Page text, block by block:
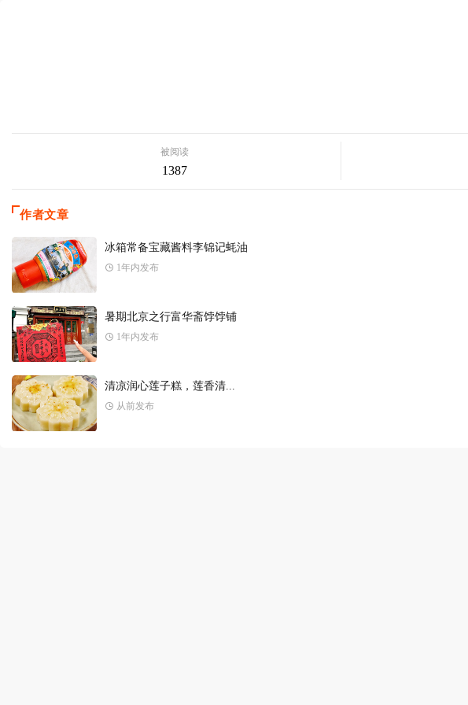
被阅读
1387
作者文章
冰箱常备宝藏酱料李锦记蚝油
1年内发布
暑期北京之行富华斋饽饽铺
1年内发布
清凉润心莲子糕，莲香清...
从前发布